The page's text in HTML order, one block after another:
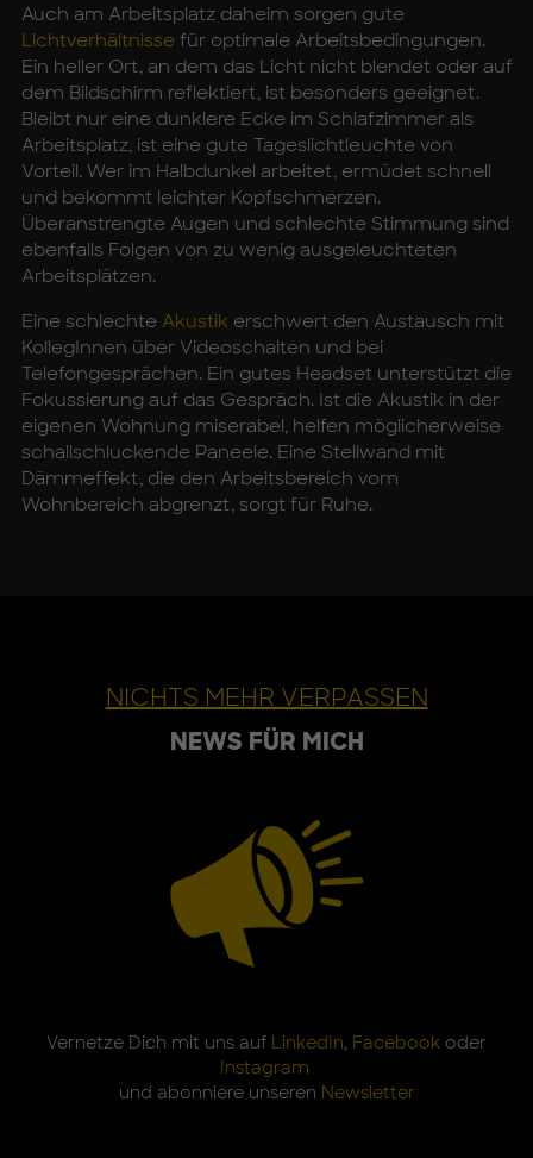
Auch am Arbeitsplatz daheim sorgen gute
Lichtverhältnisse für optimale Arbeitsbedingungen.
Ein heller Ort, an dem das Licht nicht blendet oder auf
dem Bildschirm reflektiert, ist besonders geeignet.
Bleibt nur eine dunklere Ecke im Schlafzimmer als
Arbeitsplatz, ist eine gute Tageslichtleuchte von
Vorteil. Wer im Halbdunkel arbeitet, ermüdet schnell
und bekommt leichter Kopfschmerzen.
Überanstrengte Augen und schlechte Stimmung sind
ebenfalls Folgen von zu wenig ausgeleuchteten
Arbeitsplätzen.
Eine schlechte Akustik erschwert den Austausch mit
KollegInnen über Videoschalten und bei
Telefongesprächen. Ein gutes Headset unterstützt die
Fokussierung auf das Gespräch. Ist die Akustik in der
eigenen Wohnung miserabel, helfen möglicherweise
schallschluckende Paneele. Eine Stellwand mit
Dämmeffekt, die den Arbeitsbereich vom
Wohnbereich abgrenzt, sorgt für Ruhe.
NICHTS MEHR VERPASSEN
NEWS FÜR MICH
Vernetze Dich mit uns auf LinkedIn, Facebook oder
Instagram
und abonniere unseren Newsletter